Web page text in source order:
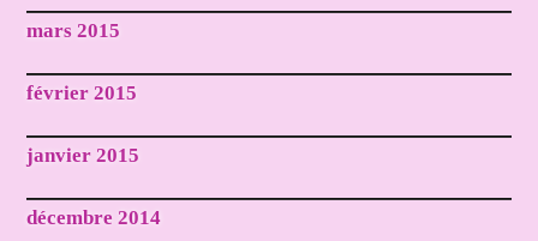
mars 2015
février 2015
janvier 2015
décembre 2014